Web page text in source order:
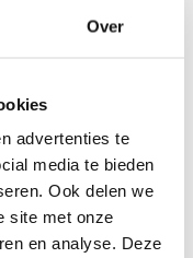
Over
advertenties te
media te bieden
Ook delen we
site met onze
en analyse. Deze